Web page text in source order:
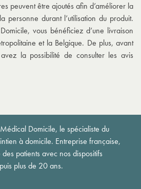
peuvent être ajoutés afin d’améliorer la
personne durant l’utilisation du produit.
vous bénéficiez d’une livraison
et la Belgique. De plus, avant
la possibilité de consulter les avis
Domicile, le spécialiste du
à domicile. Entreprise française,
patients avec nos dispositifs
plus de 20 ans.